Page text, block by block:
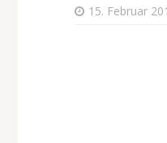
15. Februar